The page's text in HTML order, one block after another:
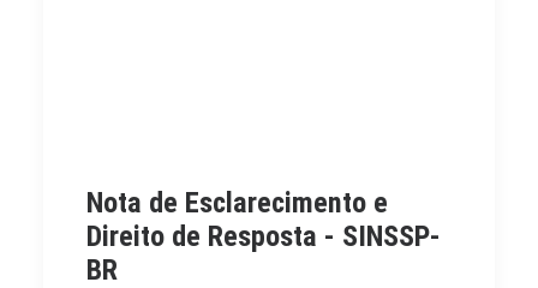
Nota de Esclarecimento e
Direito de Resposta - SINSSP-
BR